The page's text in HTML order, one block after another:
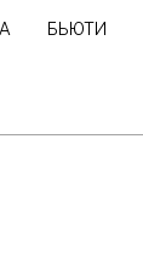
БЬЮТИ